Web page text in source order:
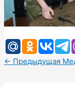
← Предыдущая